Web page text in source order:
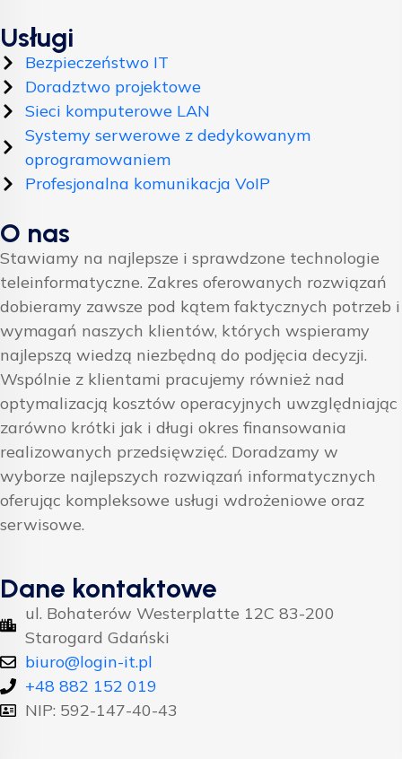
Usługi
Bezpieczeństwo IT
Doradztwo projektowe
Sieci komputerowe LAN
Systemy serwerowe z dedykowanym
oprogramowaniem
Profesjonalna komunikacja VoIP
O nas
Stawiamy na najlepsze i sprawdzone technologie
teleinformatyczne. Zakres oferowanych rozwiązań
dobieramy zawsze pod kątem faktycznych potrzeb i
wymagań naszych klientów, których wspieramy
najlepszą wiedzą niezbędną do podjęcia decyzji.
Wspólnie z klientami pracujemy również nad
optymalizacją kosztów operacyjnych uwzględniając
zarówno krótki jak i długi okres finansowania
realizowanych przedsięwzięć. Doradzamy w
wyborze najlepszych rozwiązań informatycznych
oferując kompleksowe usługi wdrożeniowe oraz
serwisowe.
Dane kontaktowe
ul. Bohaterów Westerplatte 12C 83-200
Starogard Gdański
biuro@login-it.pl
+48 882 152 019
NIP: 592-147-40-43